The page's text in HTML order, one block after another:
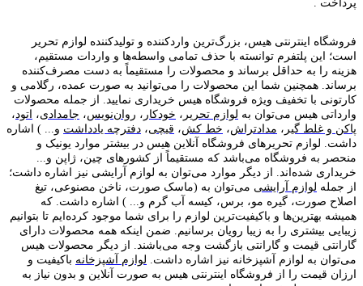
پرداخت .
فروشگاه اینترنتی هیس، بزرگ‌ترین وارد‌کننده و تولید‌کننده لوازم تحریر
است؛ این پلتفرم توانسته با حذف تمامی واسطه‌ها و واردات مستقیم،
هزینه را به حداقل برساند و محصولات را مستقیماً به دست مصرف‌کننده
برساند. همچنین شما این محصولات را می‌توانید به صورت عمده، رگلامی و
کارتونی با تخفیف ویژه فروشگاه هیس خریداری نمایید. از جمله محصولات
وارداتی هیس می‌توان به لوازم تحریر ، خودکار ، روان‌نویس، جامدادی، اتود،
پاکن و غلط گیر ، مدادتراش، خط کش، قیچی، دفترچه یادداشت و... ) اشاره
داشت. لوازم تحریر‌های فروشگاه آنلاین هیس در بیشتر موارد یونیک و
منحصر به فروشگاه می‌باشد که مستقیماً از کشور‌های چین، ژاپن و...
خریداری شده‌اند. از دیگر موارد می‌توان به لوازم آرایشی نیز اشاره داشت؛
از جمله لوازم آرایشی می‌توان به (ماسک صورت، ناخن مصنوعی، تیغ
اصلاح صورت، گیره مو، برس، کیسه آب گرم و... ) اشاره داشت. که
همیشه بهترین‌ها و باکیفیت‌ترین لوازم را برای شما موجود کرده‌ایم تا بتوانیم
زیبایی بیشتری را به زیبا رویان برسانیم. ضمن اینکه همه محصولات دارای
گارانتی قیمت و گارانتی بازگشت وجه می‌باشند. از دیگر محصولات هیس
می‌توان به لوازم آشپزخانه نیز اشاره داشت. لوازم آشپزخانه باکیفیت و
ارزان قیمت را از فروشگاه اینترنتی هیس به صورت آنلاین و بدون نیاز به